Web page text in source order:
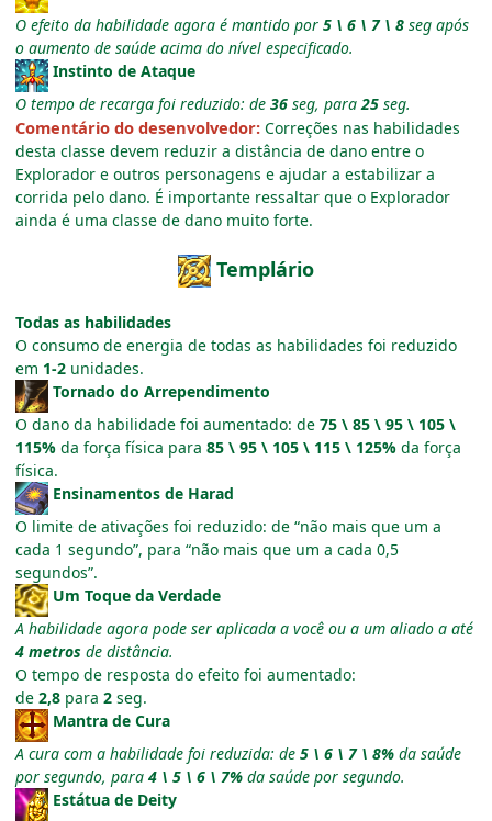
O efeito da habilidade agora é mantido por 5 \ 6 \ 7 \ 8 seg após
o aumento de saúde acima do nível especificado.
Instinto de Ataque
O tempo de recarga foi reduzido: de 36 seg, para25 seg.
Comentário do desenvolvedor: Correções nas habilidades
desta classe devem reduzir a distância de dano entre o
Explorador e outros personagens e ajudar a estabilizar a
corrida pelo dano. É importante ressaltar que o Explorador
ainda é uma classe de dano muito forte.
Templário
Todas as habilidades
O consumo de energia de todas as habilidades foi reduzido
em 1-2 unidades.
Tornado do Arrependimento
O dano da habilidade foi aumentado: de 75 \ 85 \ 95 \ 105 \
115% da força física para 85 \ 95 \ 105 \ 115 \ 125% da força
física.
Ensinamentos de Harad
O limite de ativações foi reduzido: de “não mais que um a
cada 1 segundo”, para “não mais que um a cada 0,5
segundos”.
Um Toque da Verdade
A habilidade agora pode ser aplicada a você ou a um aliado a até
4 metros de distância.
O tempo de resposta do efeito foi aumentado:
de 2,8 para 2 seg.
Mantra de Cura
A cura com a habilidade foi reduzida: de 5 \ 6 \ 7 \ 8% da saúde
por segundo, para 4 \ 5 \ 6 \ 7% da saúde por segundo.
Estátua de Deity